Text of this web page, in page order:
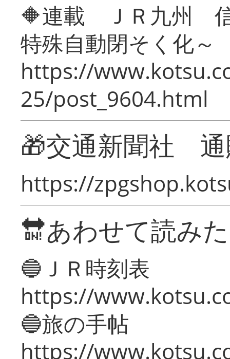
🔶連載 ＪＲ九州 信
特殊自動閉そく化～
https://
25/post_9604.html
🎁交通新聞社
https://
🔛あわせて読み
🔵ＪＲ時刻表
https://
🔵旅の手帖
https://